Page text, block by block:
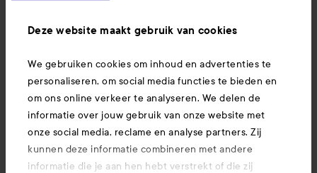
Deze website maakt gebruik van cookies
We gebruiken cookies om inhoud en advertenties te
personaliseren, om social media functies te bieden en
om ons online verkeer te analyseren. We delen de
informatie over jouw gebruik van onze website met
onze social media, reclame en analyse partners. Zij
kunnen deze informatie combineren met andere
informatie die je aan hen hebt verstrekt of die zij
Ook interessant
Download hier onze app